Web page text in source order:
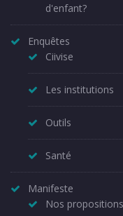
d'enfant?
Enquêtes
Ciivise
Les institutions
Outils
Santé
Manifeste
Nos propositions